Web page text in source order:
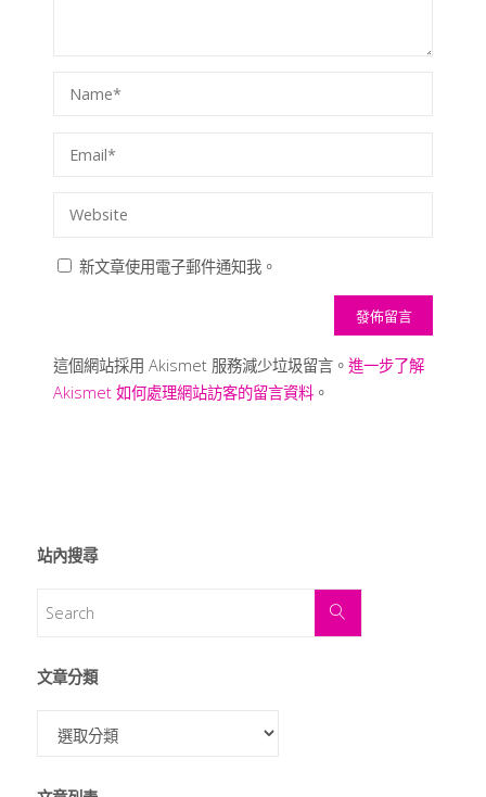
新文章使用電子郵件通知我。
這個網站採用 Akismet 服務減少垃圾留言。 進一步了解
Akismet 如何處理網站訪客的留言資料。
站內搜尋
文章分類